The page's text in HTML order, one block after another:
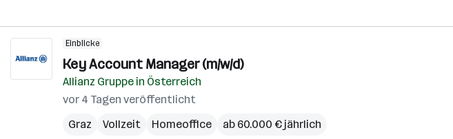
Einblicke
Key Account Manager (m/w/d)
Allianz Gruppe in Österreich
vor 4 Tagen veröffentlicht
Graz
Vollzeit Homeoffice ab 60.000 € jährlich